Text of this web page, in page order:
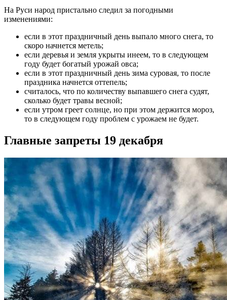
На Руси народ пристально следил за погодными
изменениями:
если в этот праздничный день выпало много снега, то
скоро начнется метель;
если деревья и земля укрыты инеем, то в следующем
году будет богатый урожай овса;
если в этот праздничный день зима суровая, то после
праздника начнется оттепель;
считалось, что по количеству выпавшего снега судят,
сколько будет травы весной;
если утром греет солнце, но при этом держится мороз,
то в следующем году проблем с урожаем не будет.
Главные запреты 19 декабря